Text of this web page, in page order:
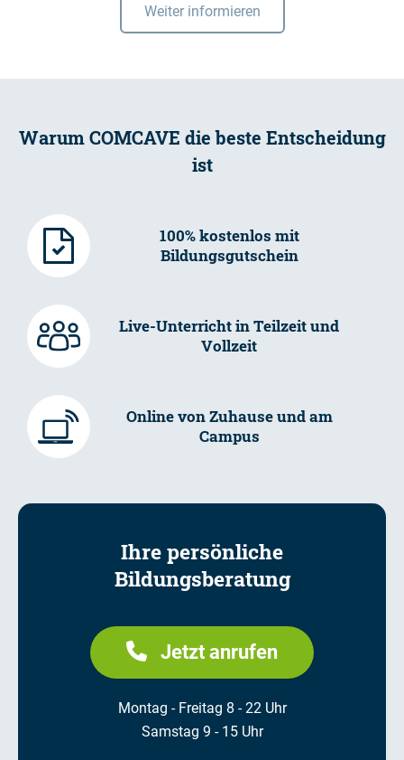
Weiter informieren
Warum COMCAVE die beste Entscheidung
ist
100% kostenlos mit
Bildungsgutschein
Live-Unterricht in Teilzeit und
Vollzeit
Online von Zuhause und am
Campus
Ihre persönliche
Bildungsberatung
Jetzt anrufen
Montag - Freitag 8 - 22 Uhr
Samstag 9 - 15 Uhr